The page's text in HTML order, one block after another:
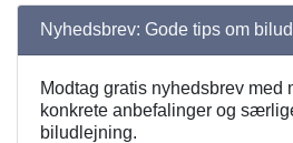
Nyhedsbrev: Gode tips om
Modtag gratis nyhedsbrev med
konkrete anbefalinger og
biludlejning.